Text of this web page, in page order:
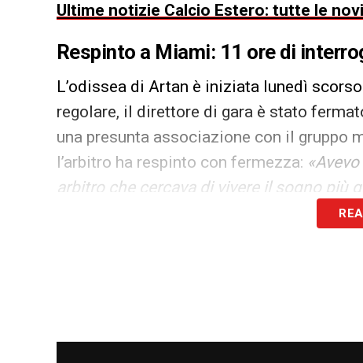
Ultime notizie Calcio Estero: tutte le
Respinto a Miami: 11 ore di
L’odissea di Artan è iniziata lunedì
regolare, il direttore di gara è stato
una presunta associazione con il gruppo
l’arbitro ha respinto con fermezza:
arbitro che cercava di vivere il sogno più
Dopo il colloquio forzato, Artan è stato
Nuove chance: dirigerà la